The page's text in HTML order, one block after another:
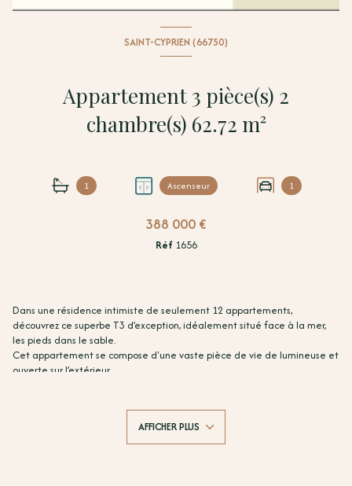
SAINT-CYPRIEN (66750)
Appartement 3 pièce(s) 2
chambre(s) 62.72 m²
1 Ascenseur 1
388 000 €
Réf 1656
Dans une résidence intimiste de seulement 12 appartements,
découvrez ce superbe T3 d’exception, idéalement situé face à la mer,
les pieds dans le sable.
Cet appartement se compose d'une vaste pièce de vie de lumineuse et
ouverte sur l’extérieur
• Une terrasse de plus de 35 m² avec vue mer panoramique
• Une exposition plein sud face à la mer, garantissant un ensoleillement
AFFICHER PLUS